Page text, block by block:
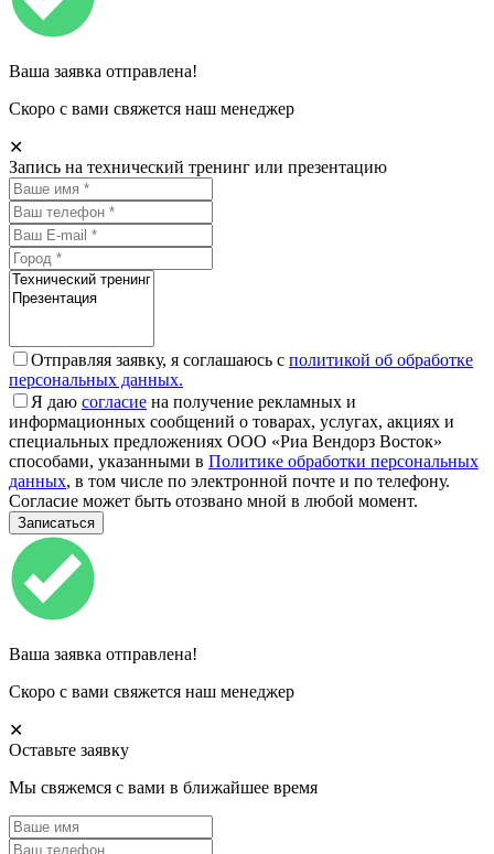
Ваша заявка отправлена!
Скоро с вами свяжется наш менеджер
✕
Запись на технический тренинг или презентацию
Отправляя заявку, я соглашаюсь с политикой об обработке
персональных данных.
Я даю согласие на получение рекламных и
информационных сообщений о товарах, услугах, акциях и
специальных предложениях ООО «Риа Вендорз Восток»
способами, указанными в Политике обработки персональных
данных, в том числе по электронной почте и по телефону.
Согласие может быть отозвано мной в любой момент.
Ваша заявка отправлена!
Скоро с вами свяжется наш менеджер
✕
Оставьте заявку
Мы свяжемся с вами в ближайшее время